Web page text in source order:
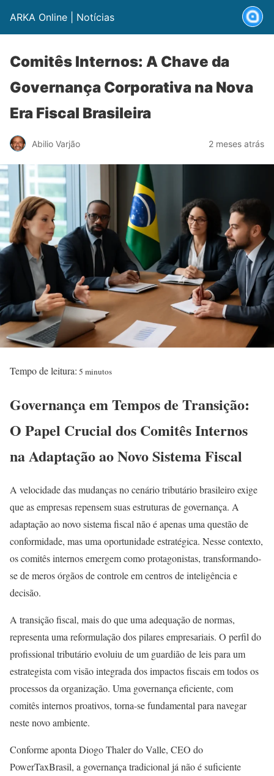
ARKA Online | Notícias
Comitês Internos: A Chave da
Governança Corporativa na Nova
Era Fiscal Brasileira
Abilio Varjão 2 meses atrás
Tempo de leitura: 5 minutos
Governança em Tempos de Transição:
O Papel Crucial dos Comitês Internos
na Adaptação ao Novo Sistema Fiscal
A velocidade das mudanças no cenário tributário brasileiro exige
que as empresas repensem suas estruturas de governança. A
adaptação ao novo sistema fiscal não é apenas uma questão de
conformidade, mas uma oportunidade estratégica. Nesse contexto,
os comitês internos emergem como protagonistas, transformando-
se de meros órgãos de controle em centros de inteligência e
decisão.
A transição fiscal, mais do que uma adequação de normas,
representa uma reformulação dos pilares empresariais. O perfil do
profissional tributário evoluiu de um guardião de leis para um
estrategista com visão integrada dos impactos fiscais em todos os
processos da organização. Uma governança eficiente, com
comitês internos proativos, torna-se fundamental para navegar
neste novo ambiente.
Conforme aponta Diogo Thaler do Valle, CEO do
PowerTaxBrasil, a governança tradicional já não é suficiente